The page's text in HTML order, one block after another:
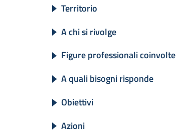
Territorio
A chi si rivolge
Figure professionali coinvolte
A quali bisogni risponde
Obiettivi
Azioni